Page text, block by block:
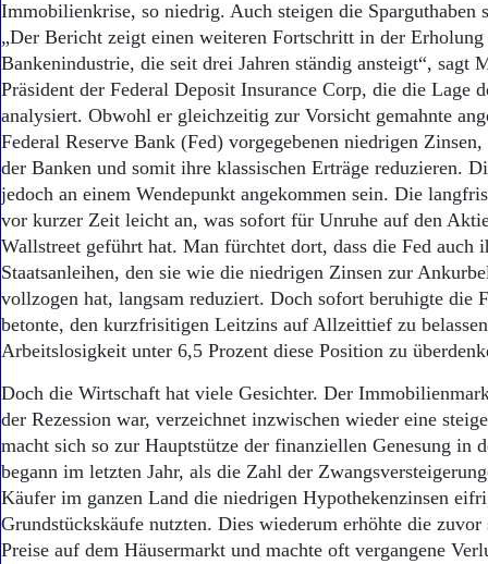
Start
Wer wir sind
Aktuelle Ausgabe
Abonnenten-Login
Abonnent werden
Abo Prämien
Archiv
Mediadaten
Danzig und Westpreußen
Bücher
Kontakt
Impressum
Datenschutz
Immobilienkrise, so niedrig. Auch steigen die Sparguthaben
„Der Bericht zeigt einen weiteren Fortschritt in der Erholung
Bankenindustrie, die seit drei Jahren ständig ansteigt“, sagt
Präsident der Federal Deposit Insurance Corp, die die Lage
analysiert. Obwohl er gleichzeitig zur Vorsicht gemahnte
Federal Reserve Bank (Fed) vorgegebenen niedrigen
der Banken und somit ihre klassischen Erträge reduzieren.
jedoch an einem Wendepunkt angekommen sein. Die
vor kurzer Zeit leicht an, was sofort für Unruhe auf den
Wallstreet geführt hat. Man fürchtet dort, dass die Fed auch
Staatsanleihen, den sie wie die niedrigen Zinsen zur
vollzogen hat, langsam reduziert. Doch sofort beruhigte die
betonte, den kurzfrisitigen Leitzins auf Allzeittief zu
Arbeitslosigkeit unter 6,5 Prozent diese Position zu
Doch die Wirtschaft hat viele Gesichter. Der
der Rezession war, verzeichnet inzwischen wieder eine
macht sich so zur Hauptstütze der finanziellen Genesung in
begann im letzten Jahr, als die Zahl der
Käufer im ganzen Land die niedrigen Hypothekenzinsen
Grundstückskäufe nutzten. Dies wiederum erhöhte die zuvor
Preise auf dem Häusermarkt und machte oft vergangene